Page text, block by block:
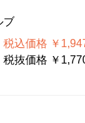
ブ
税込価格 ￥
税抜価格 ￥